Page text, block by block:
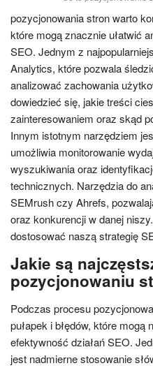
pozycjonowania stron warto
które mogą znacznie ułatwić
SEO. Jednym z
Analytics, które pozwala
analizować zachowania
dowiedzieć się, jakie treści
zainteresowaniem oraz skąd
Innym istotnym narzędziem
umożliwia monitorowanie
wyszukiwania oraz
technicznych. Narzędzia do
SEMrush czy Ahrefs,
oraz konkurencji w danej
dostosować naszą strategię
Jakie są
pozycjonowaniu
Podczas procesu
pułapek i błędów, które mogą
efektywność działań SEO.
jest nadmierne stosowanie